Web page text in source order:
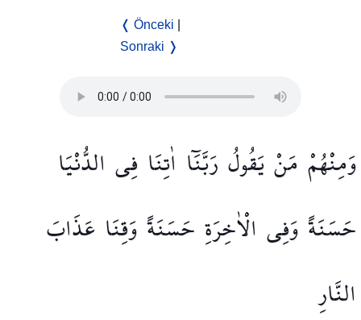
❬ Önceki
Sonraki ❭
وَمِنْهُمْ مَنْيَقُولُ رَبَّنَٓا اٰتِنَا فِي الدُّنْيَا
حَسَنَةًوَفِي الْاٰخِرَةِ حَسَنَةًوَقِنَا عَذَابَ
النَّارِ